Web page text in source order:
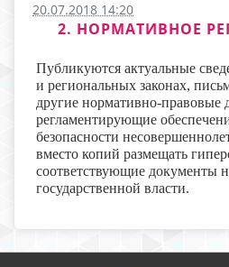
20.07.2018 14:20
2. НОРМАТИВНОЕ
Публикуются актуальные
и региональных законах,
другие нормативно-правовые
регламентирующие
безопасности
вместо копий размещать
соответствующие документы
государственной власти.